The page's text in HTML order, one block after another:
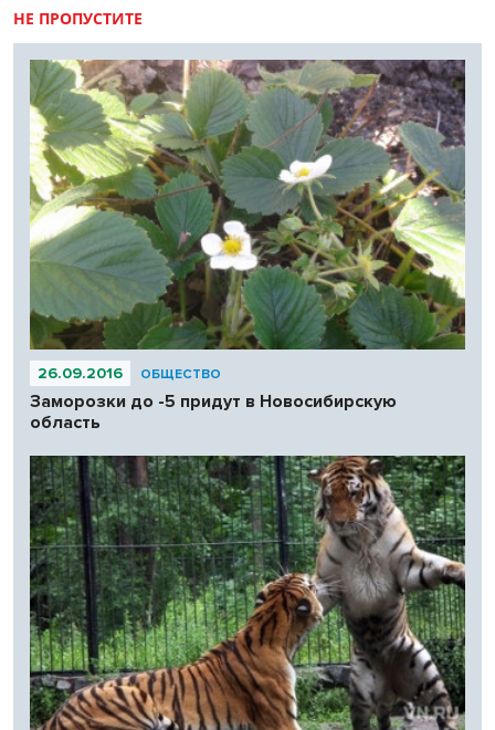
НЕ ПРОПУСТИТЕ
26.09.2016 ОБЩЕСТВО
Заморозки до -5 придут в Новосибирскую
область